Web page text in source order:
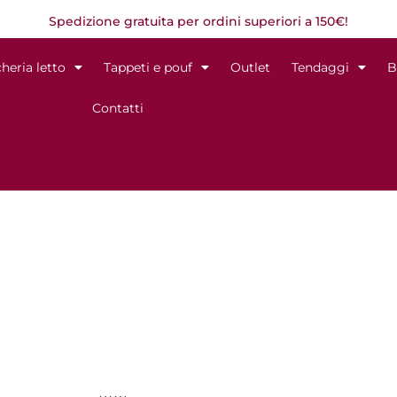
Spedizione gratuita per ordini superiori a 150€!
letto Tappeti e pouf Outlet Tendaggi
Contatti